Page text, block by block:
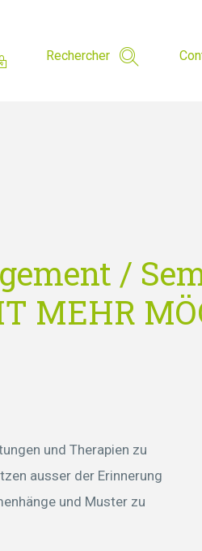
Rechercher
/
MEHR
und Therapien zu
ausser der Erinnerung
und Muster zu